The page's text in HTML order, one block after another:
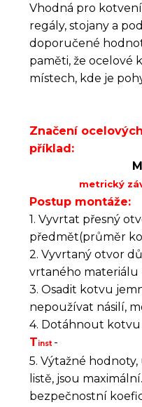
Vhodná pro
regály, stojany a
doporučené
paměti, že ocelové
místech, kde je
Značení
příklad:
metrický
Postup montáže:
1. Vyvrtat přesný
předmět(průměr
2. Vyvrtaný otvor
vrtaného materiálu
3. Osadit kotvu
nepoužívat násilí,
4. Dotáhnout
Tinst -
5. Výtažné
listě, jsou
bezpečnostní